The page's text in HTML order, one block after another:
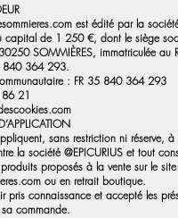
est édité par la
capital de 1 250 €, dont le siège
SOMMIÈRES, immatriculée au
840 364 293.
: FR 35 840 364 293
21
sans restriction ni réserve, à
la société @EPICURIUS et tout
proposés à la vente sur le site
ou en retrait boutique.
pris connaissance et accepté les
commande.